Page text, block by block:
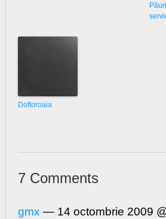
Doftoroaia
7 Comments
gmx — 14 octombrie 2009